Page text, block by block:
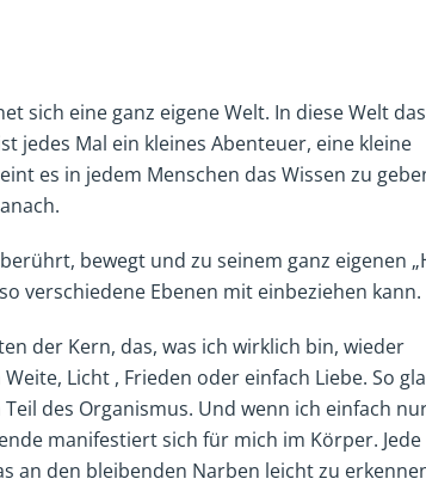
sich eine ganz eigene Welt. In diese Welt das
jedes Mal ein kleines Abenteuer, eine kleine
es in jedem Menschen das Wissen zu
bewegt und zu seinem ganz eigenen
verschiedene Ebenen mit einbeziehen kann.
der Kern, das, was ich wirklich bin, wieder
Licht , Frieden oder einfach Liebe. So
des Organismus. Und wenn ich einfach
manifestiert sich für mich im Körper. Jede
an den bleibenden Narben leicht zu